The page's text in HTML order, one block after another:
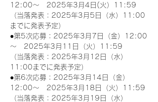
12:00～　2025年3月4日(火）11:59
（当落発表：2025年3月5日（水）11:00
までに発表予定）
●第5次応募：2025年3月7日（金）12:00
～　2025年3月11日（火）11:59
（当落発表：2025年3月12日（水）
11:00までに発表予定）
●第6次応募：2025年3月14日（金）
12:00～　2025年3月18日（火）11:59
（当落発表：2025年3月19日（水）